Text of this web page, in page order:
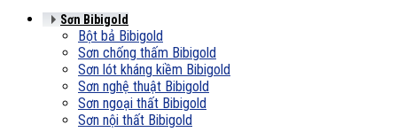
Sơn Bibigold
Bột bả Bibigold
Sơn chống thấm Bibigold
Sơn lót kháng kiềm Bibigold
Sơn nghệ thuật Bibigold
Sơn ngoại thất Bibigold
Sơn nội thất Bibigold